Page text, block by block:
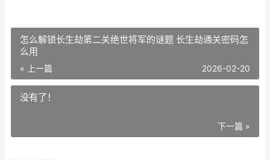
怎么解锁长生劫第二关绝世将军的谜题 长生劫通关密码怎
么用
« 上一篇 2026-02-20
没有了！
下一篇 »